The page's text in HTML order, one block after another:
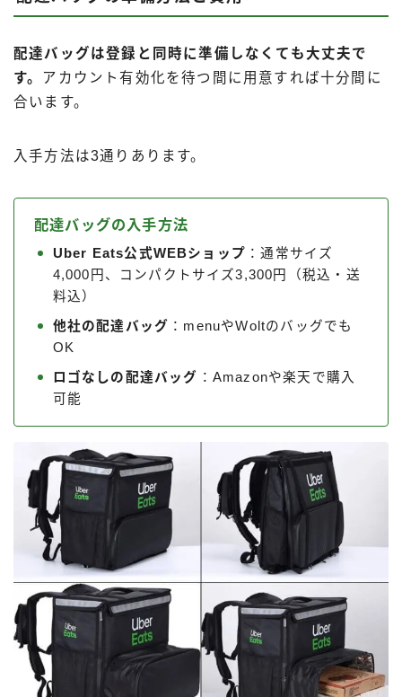
配達バッグは登録と同時に準備しなくても大丈夫で
す。 アカウント有効化を待つ間に用意すれば十分間に
合います。
入手方法は3通りあります。
配達バッグの入手方法
Uber Eats公式WEBショップ ：通常サイズ
4,000円、コンパクトサイズ3,300円（税込・送
料込）
他社の配達バッグ ：menuやWoltのバッグでも
OK
ロゴなしの配達バッグ ：Amazonや楽天で購入
可能